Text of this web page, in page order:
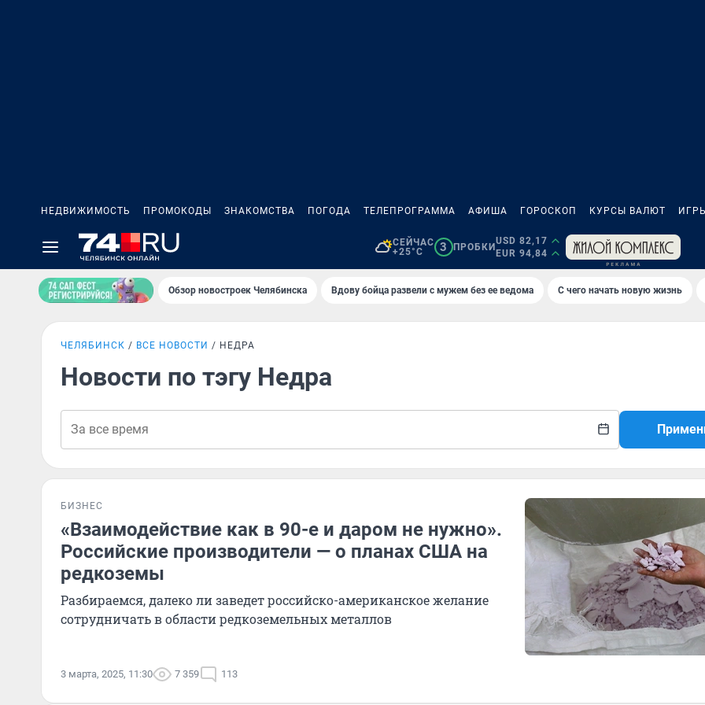
НЕДВИЖИМОСТЬ ПРОМОКОДЫ ЗНАКОМСТВА ПОГОДА ТЕЛЕПРОГРАММА АФИША ГОРОСКОП КУРСЫ ВАЛЮТ
СЕЙЧАС
+25°C
3 ПРОБКИ
USD 82,17
EUR 94,84
Обзор новостроек Челябинска Вдову бойца развели с мужем без ее ведома С чего начать новую жизнь
ЧЕЛЯБИНСК ВСЕ НОВОСТИ НЕДРА
Новости по тэгу Недра
БИЗНЕС
«Взаимодействие как в 90-е и даром не нужно».
Российские производители — о планах США на
редкоземы
Разбираемся, далеко ли заведет российско-американское желание
сотрудничать в области редкоземельных металлов
3 марта, 2025, 11:30 7 359 113